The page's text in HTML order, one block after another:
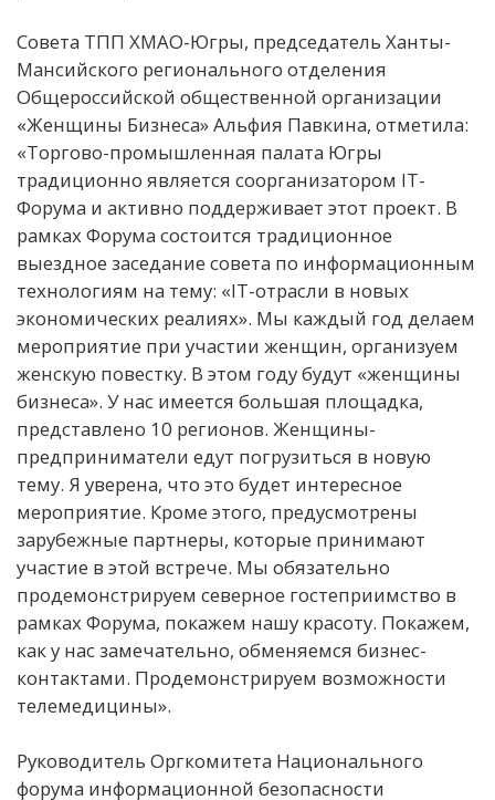
Совета ТПП ХМАО-Югры, председатель Ханты-
Мансийского регионального отделения
Общероссийской общественной организации
«Женщины Бизнеса» Альфия Павкина, отметила:
«Торгово-промышленная палата Югры
традиционно является соорганизатором IT-
Форума и активно поддерживает этот проект. В
рамках Форума состоится традиционное
выездное заседание совета по информационным
технологиям на тему: «IT-отрасли в новых
экономических реалиях». Мы каждый год делаем
мероприятие при участии женщин, организуем
женскую повестку. В этом году будут «женщины
бизнеса». У нас имеется большая площадка,
представлено 10 регионов. Женщины-
предприниматели едут погрузиться в новую
тему. Я уверена, что это будет интересное
мероприятие. Кроме этого, предусмотрены
зарубежные партнеры, которые принимают
участие в этой встрече. Мы обязательно
продемонстрируем северное гостеприимство в
рамках Форума, покажем нашу красоту. Покажем,
как у нас замечательно, обменяемся бизнес-
контактами. Продемонстрируем возможности
телемедицины».
Руководитель Оргкомитета Национального
форума информационной безопасности